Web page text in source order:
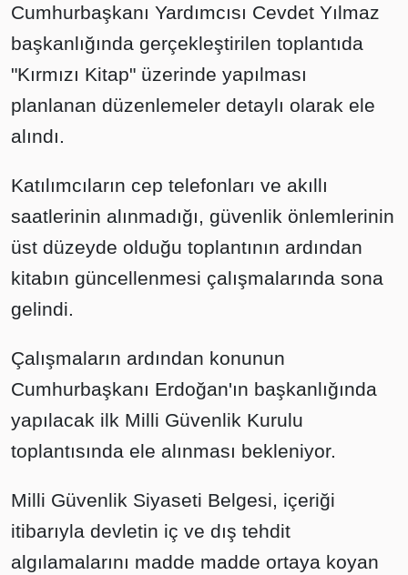
Cumhurbaşkanı Yardımcısı Cevdet Yılmaz
başkanlığında gerçekleştirilen toplantıda
"Kırmızı Kitap" üzerinde yapılması
planlanan düzenlemeler detaylı olarak ele
alındı.
Katılımcıların cep telefonları ve akıllı
saatlerinin alınmadığı, güvenlik önlemlerinin
üst düzeyde olduğu toplantının ardından
kitabın güncellenmesi çalışmalarında sona
gelindi.
Çalışmaların ardından konunun
Cumhurbaşkanı Erdoğan'ın başkanlığında
yapılacak ilk Milli Güvenlik Kurulu
toplantısında ele alınması bekleniyor.
Milli Güvenlik Siyaseti Belgesi, içeriği
itibarıyla devletin iç ve dış tehdit
algılamalarını madde madde ortaya koyan